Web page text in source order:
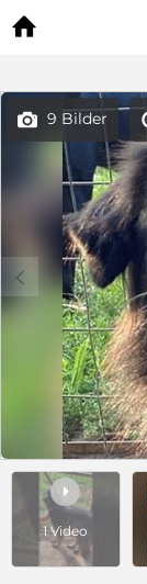

 9 Bilder
c

1 Video